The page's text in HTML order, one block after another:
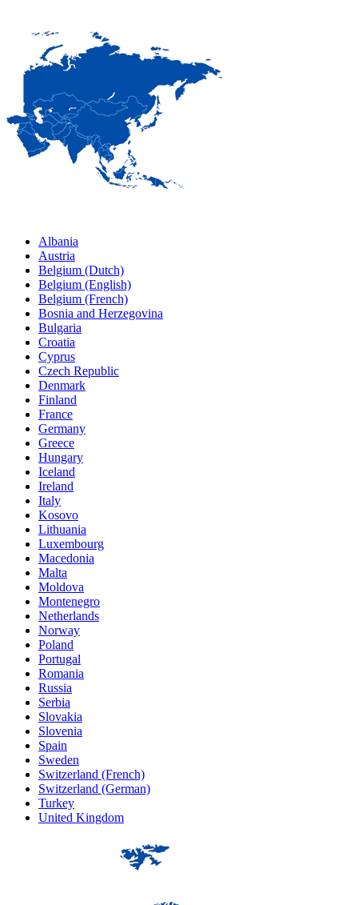
Albania
Austria
Belgium (Dutch)
Belgium (English)
Belgium (French)
Bosnia and Herzegovina
Bulgaria
Croatia
Cyprus
Czech Republic
Denmark
Finland
France
Germany
Greece
Hungary
Iceland
Ireland
Italy
Kosovo
Lithuania
Luxembourg
Macedonia
Malta
Moldova
Montenegro
Netherlands
Norway
Poland
Portugal
Romania
Russia
Serbia
Slovakia
Slovenia
Spain
Sweden
Switzerland (French)
Switzerland (German)
Turkey
United Kingdom